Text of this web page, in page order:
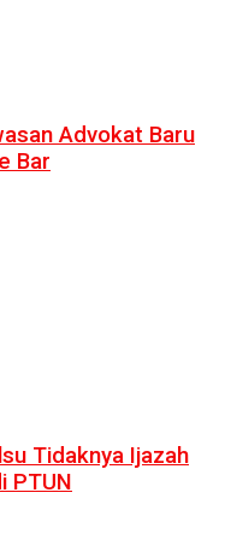
Advokat Baru
Bar
Tidaknya Ijazah
PTUN